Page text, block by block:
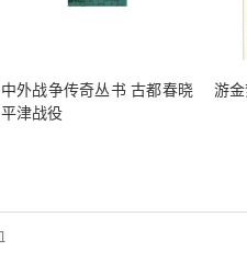
中外战争传奇丛书 古都春晓
平津战役
游